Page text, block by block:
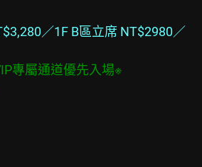
／1F B區立席 NT$2980／
專屬通道優先入場※